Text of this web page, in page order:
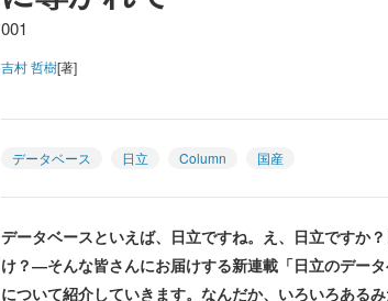
001
吉村 哲樹[著]
データベース 日立 Column 国産
データベースといえば、日立ですね。え、日立ですか
け？―そんな皆さんにお届けする新連載「日立のデー
について紹介していきます。なんだか、いろいろあるみ